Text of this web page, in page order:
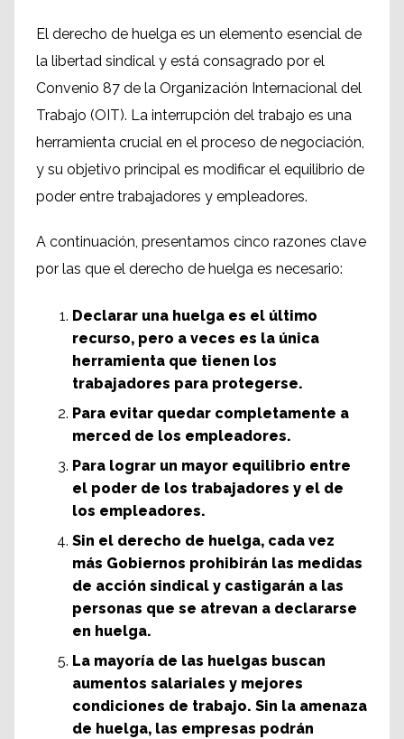
El derecho de huelga es un elemento esencial de
la libertad sindical y está consagrado por el
Convenio 87 de la Organización Internacional del
Trabajo (OIT). La interrupción del trabajo es una
herramienta crucial en el proceso de negociación,
y su objetivo principal es modificar el equilibrio de
poder entre trabajadores y empleadores.
A continuación, presentamos cinco razones clave
por las que el derecho de huelga es necesario:
Declarar una huelga es el último
recurso, pero a veces es la única
herramienta que tienen los
trabajadores para protegerse.
Para evitar quedar completamente a
merced de los empleadores.
Para lograr un mayor equilibrio entre
el poder de los trabajadores y el de
los empleadores.
Sin el derecho de huelga, cada vez
más Gobiernos prohibirán las medidas
de acción sindical y castigarán a las
personas que se atrevan a declararse
en huelga.
La mayoría de las huelgas buscan
aumentos salariales y mejores
condiciones de trabajo. Sin la amenaza
de huelga, las empresas podrán